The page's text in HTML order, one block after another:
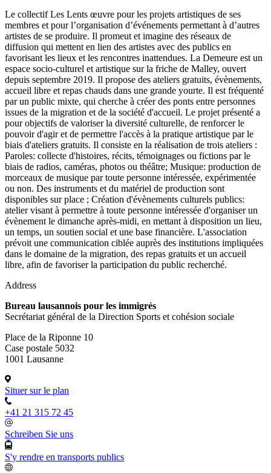
Le collectif Les Lents œuvre pour les projets artistiques de ses
membres et pour l’organisation d’événements permettant à d’autres
artistes de se produire. Il promeut et imagine des réseaux de
diffusion qui mettent en lien des artistes avec des publics en
favorisant les lieux et les rencontres inattendues. La Demeure est un
espace socio-culturel et artistique sur la friche de Malley, ouvert
depuis septembre 2019. Il propose des ateliers gratuits, évènements,
accueil libre et repas chauds dans une grande yourte. Il est fréquenté
par un public mixte, qui cherche à créer des ponts entre personnes
issues de la migration et de la société d'accueil. Le projet présenté a
pour objectifs de valoriser la diversité culturelle, de renforcer le
pouvoir d'agir et de permettre l'accès à la pratique artistique par le
biais d'ateliers gratuits. Il consiste en la réalisation de trois ateliers :
Paroles: collecte d'histoires, récits, témoignages ou fictions par le
biais de radios, caméras, photos ou théâtre; Musique: production de
morceaux de musique par toute personne intéressée, expérimentée
ou non. Des instruments et du matériel de production sont
disponibles sur place ; Création d'évènements culturels publics:
atelier visant à permettre à toute personne intéressée d'organiser un
évènement le dimanche après-midi, en mettant à disposition un lieu,
un temps, un soutien social et une base financière. L'association
prévoit une communication ciblée auprès des institutions impliquées
dans le domaine de la migration, des repas gratuits et un accueil
libre, afin de favoriser la participation du public recherché.
Address
Bureau lausannois pour les immigrés
Secrétariat général de la Direction Sports et cohésion sociale
Place de la Riponne 10
Case postale 5032
1001 Lausanne
Situer sur le plan
+41 21 315 72 45
Schreiben Sie uns
S'y rendre en transports publics